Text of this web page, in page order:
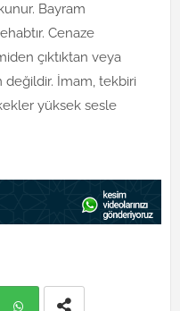
Bayram
Cenaze
çıktıktan veya
değildir. İmam, tekbiri
yüksek sesle